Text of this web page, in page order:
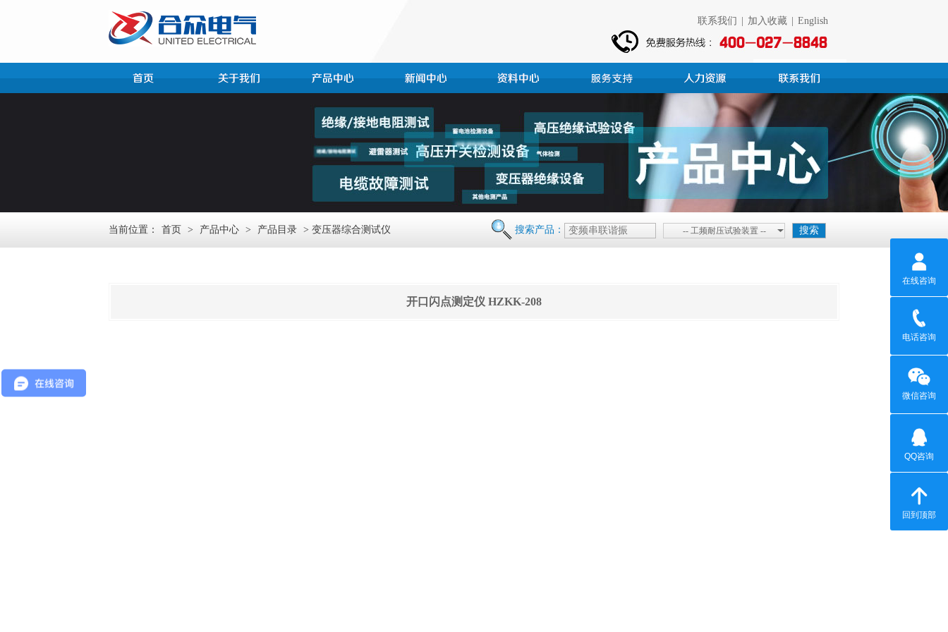
联系我们 加入收藏 English
当前位置： 首页 > 产品中心 > 产品目录 > 变压器综合测试仪 搜索产品： -- 工频耐压试验装置 --
开口闪点测定仪 HZKK-208
在线咨询
电话咨询
微信咨询
QQ咨询
回到顶部